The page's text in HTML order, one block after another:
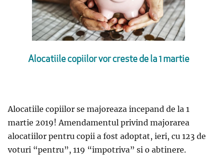
Alocatiile copiilor vor creste de la 1 martie
Alocatiile copiilor se majoreaza incepand de la 1
martie 2019! Amendamentul privind majorarea
alocatiilor pentru copii a fost adoptat, ieri, cu 123 de
voturi “pentru”, 119 “impotriva” si o abtinere.